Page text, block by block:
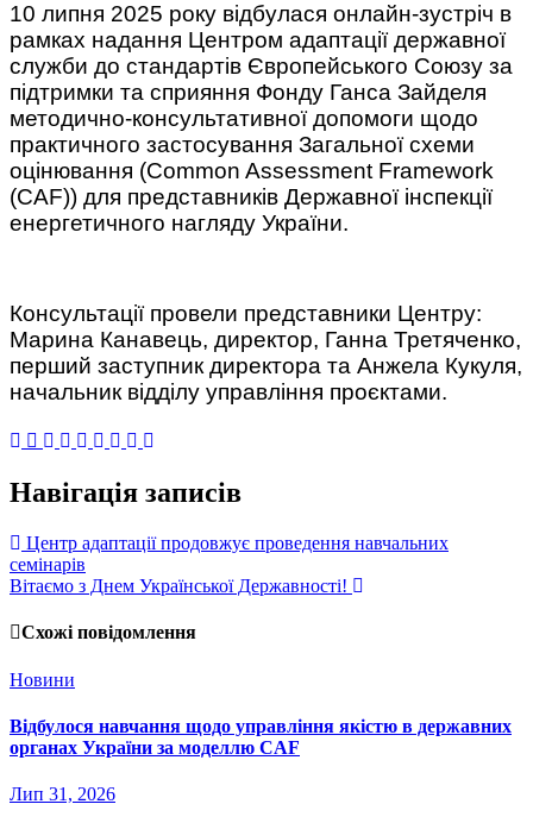
10 липня 2025 року відбулася онлайн-зустріч в
рамках надання Центром адаптації державної
служби до стандартів Європейського Союзу за
підтримки та сприяння Фонду Ганса Зайделя
методично-консультативної допомоги щодо
практичного застосування Загальної схеми
оцінювання (Common Assessment Framework
(CAF)) для представників Державної інспекції
енергетичного нагляду України.
Консультації провели представники Центру:
Марина Канавець, директор, Ганна Третяченко,
перший заступник директора та Анжела Кукуля,
начальник відділу управління проєктами.
Навігація записів
Центр адаптації продовжує проведення навчальних
семінарів
Вітаємо з Днем Української Державності!
Схожі повідомлення
Новини
Відбулося навчання щодо управління якістю в державних
органах України за моделлю CAF
Лип 31, 2026